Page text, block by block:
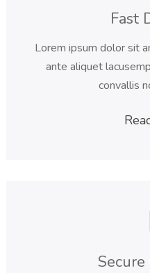
Fast
Lorem ipsum dolor sit
ante aliquet
convallis